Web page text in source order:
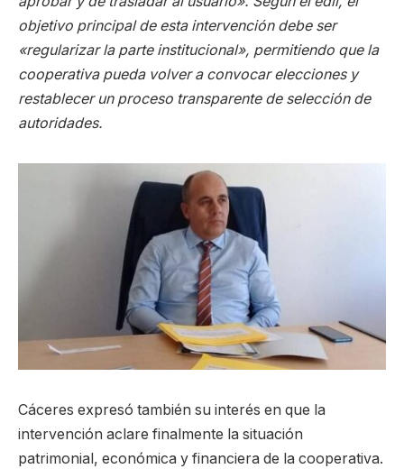
objetivo principal de esta intervención debe ser
«regularizar la parte institucional», permitiendo que la
cooperativa pueda volver a convocar elecciones y
restablecer un proceso transparente de selección de
autoridades.
Cáceres expresó también su interés en que la
intervención aclare finalmente la situación
patrimonial, económica y financiera de la cooperativa.